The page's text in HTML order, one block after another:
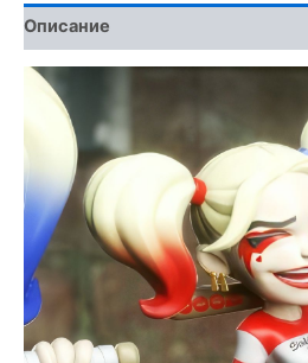
3D
Model
Описание